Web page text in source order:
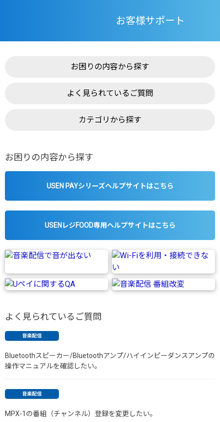
お客様サポート
お困りの内容から探す
よく見られているご質問
カテゴリから探す
お困りの内容から探す
USEN PAYシリーズヘルプサイトはこちら
USENレジFOOD専用ヘルプサイトはこちら
よく見られているご質問
音楽配信
Bluetoothスピーカー/Bluetoothアンプ/ハイインピーダンスアンプの
操作マニュアルを確認したい。
音楽配信
MPX-1の番組（チャンネル）登録を変更したい。